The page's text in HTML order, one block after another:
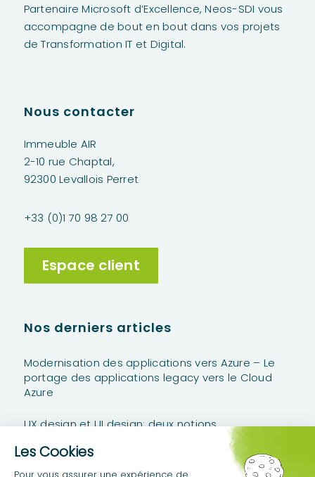
Partenaire Microsoft d’Excellence,Neos-SDI vous
accompagne de bout en bout dans vos projets
de Transformation IT et Digital.
Nous contacter
Immeuble AIR
2-10 rue Chaptal,
92300 Levallois Perret
+33 (0)1 70 98 27 00
Espace client
Nos derniers articles
Modernisation des applications vers Azure – Le
portage des applications legacy vers le Cloud
Azure
UX design et UI design: deux notions
Power Platform Stories #2 – Anatomie d’un Projet